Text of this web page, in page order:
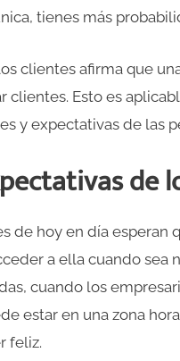
tienes más
clientes afirma que
clientes. Esto es
y expectativas de las
de
de hoy en día esperan
a ella cuando sea
cuando los
estar en una zona
feliz.